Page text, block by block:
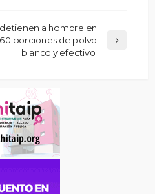
a hombre en
porciones de polvo
blanco y efectivo.